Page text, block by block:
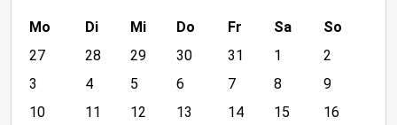
m
n
t
Mo Di Mi Do Fr Sa
So
27
28 29 30 31 1
2
3
4 5 6 7 8
9
10
11 12 13 14 15
16